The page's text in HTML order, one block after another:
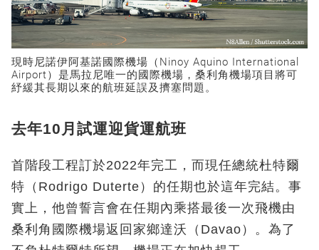
現時尼諾伊阿基諾國際機場（Ninoy Aquino International
Airport）是馬拉尼唯一的國際機場，桑利角機場項目將可
紓緩其長期以來的航班延誤及擠塞問題。
去年10月試運迎貨運航班
首階段工程訂於2022年完工，而現任總統杜特爾
特（Rodrigo Duterte）的任期也於這年完結。事
實上，他曾誓言會在任期內乘搭最後一次飛機由
桑利角國際機場返回家鄉達沃（Davao）。為了